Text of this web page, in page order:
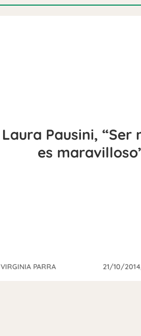
Laura Pausini, “Ser
es
VIRGINIA PARRA 21/10/2014